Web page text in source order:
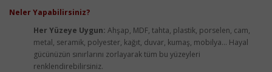
Neler Yapabilirsiniz?
Her Yüzeye Uygun: Ahşap, MDF, tahta, plastik, porselen, cam,
metal, seramik, polyester, kağıt, duvar, kumaş, mobilya... Hayal
gücünüzün sınırlarını zorlayarak tüm bu yüzeyleri
renklendirebilirsiniz.